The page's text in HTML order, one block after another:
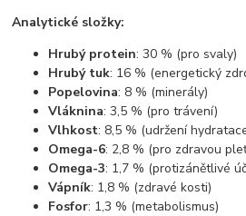
Analytické složky:
Hrubý protein: 30 % (pro svaly)
Hrubý tuk: 16 % (energetický
Popelovina: 8 % (minerály)
Vláknina: 3,5 % (pro trávení)
Vlhkost: 8,5 % (udržení
Omega-6: 2,8 % (pro zdravou
Omega-3: 1,7 % (protizánětlivé
Vápník: 1,8 % (zdravé kosti)
Fosfor: 1,3 % (metabolismus)